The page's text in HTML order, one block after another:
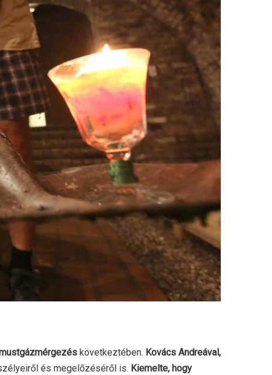
következtében. Kovács Andreával,
és megelőzéséről is. Kiemelte, hogy